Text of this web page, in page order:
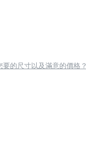
要的尺寸以及滿意的價格？